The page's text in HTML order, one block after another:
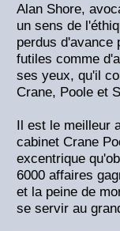
Alan Shore,
un sens de
perdus d'avance
futiles comme
ses yeux, qu'il
Crane, Poole et
Il est le meilleur
cabinet Crane
excentrique
6000 affaires
et la peine de
se servir au